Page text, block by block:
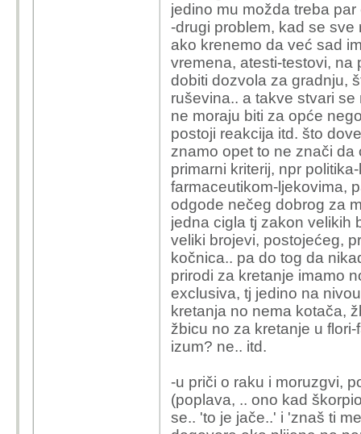
jedino mu možda treba
-drugi problem, kad se sve
ako krenemo da već sad
vremena, atesti-testovi, na
dobiti dozvola za gradnju,
ruševina.. a takve stvari
ne moraju biti za opće
postoji reakcija itd. što
znamo opet to ne znači da
primarni kriterij, npr
farmaceutikom-ljekovima,
odgode nečeg dobrog za
jedna cigla tj zakon velikih
veliki brojevi, postojećeg,
kočnica.. pa do tog da
prirodi za kretanje imamo
exclusiva, tj jedino na
kretanja no nema kotača,
žbicu no za kretanje u
izum? ne.. itd.
-u priči o raku i moruzgvi,
(poplava, .. ono kad
se.. 'to je jače..' i 'znaš ti